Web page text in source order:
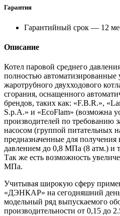
Гарантия
Гарантийный срок — 12
Описание
Котел паровой среднего
полностью автоматизированные
жаротрубного двухходового
сгорания, оснащенного
брендов, таких как: «F.B.R.»,
S.p.A.» и «EcoFlam» (возможна
производителей по требованию
насосом (группой питательных
предназначенные для
давлением до 0,8 МПа (8 атм.) и
Так же есть возможность
МПа.
Учитывая широкую сферу
«ДЭНКАР» на сегодняшний день
модельный ряд выпускаемого
производительности от 0,15 до